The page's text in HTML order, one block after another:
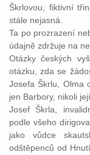
Škrlovou, fiktivní
stále nejasná.
Ta po prozrazení
údajně zdržuje na
Otázky českých
otázku, zda se
Josefa Škrlu, Olma
jen Barbory, nikoli
Josef Škrla,
podle všeho
jako vůdce
odštěpenců od